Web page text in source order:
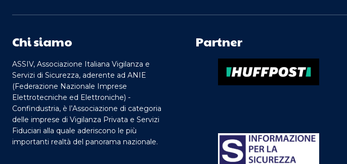
Chi siamo
ASSIV, Associazione Italiana Vigilanza e
Servizi di Sicurezza, aderente ad ANIE
(Federazione Nazionale Imprese
Elettrotecniche ed Elettroniche) -
Confindustria, è l’Associazione di categoria
delle imprese di Vigilanza Privata e Servizi
Fiduciari alla quale aderiscono le più
importanti realtà del panorama nazionale.
Partner